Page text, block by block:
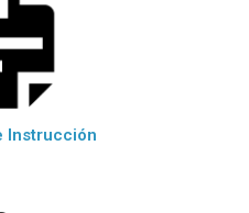
Instrucción